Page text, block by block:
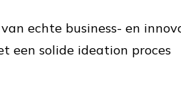
echte business- en
een solide ideation proces